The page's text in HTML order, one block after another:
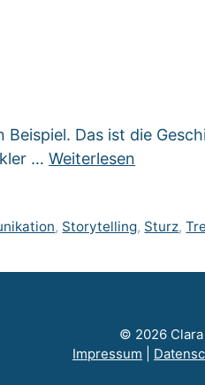
Das ist die
… Weiterlesen
, Storytelling, Sturz,
© 2026
Impressum